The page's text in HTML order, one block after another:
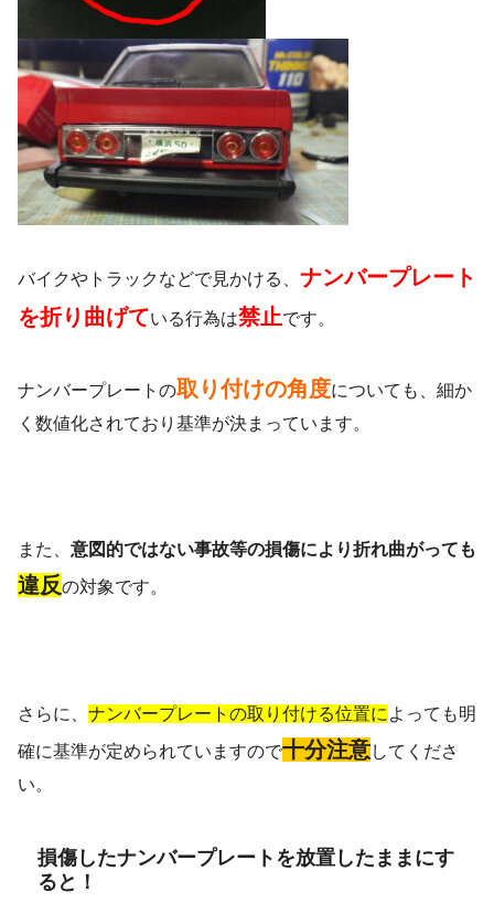
バイクやトラックなどで見かける、 ナンバープレート
を折り曲げている行為は禁止です。
ナンバープレートの取り付けの角度についても、細か
く数値化されており基準が決まっています。
また、 意図的ではない事故等の損傷により折れ曲がっても
違反の対象です。
さらに、 ナンバープレートの取り付ける位置に よっても明
確に基準が定められていますので十分注意してくださ
い。
損傷したナンバープレートを放置したままにす
ると！